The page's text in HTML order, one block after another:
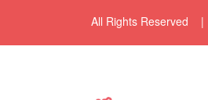
All Rights Reserved